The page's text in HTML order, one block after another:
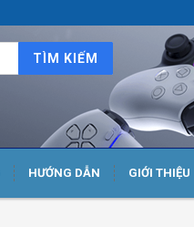
TÌM KIẾM
HƯỚNG DẪN GIỚI THIỆU